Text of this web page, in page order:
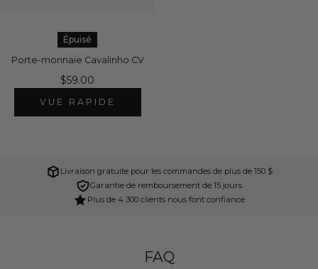
Épuisé
Porte-monnaie Cavalinho CV
$59.00
VUE RAPIDE
Livraison gratuite pour les commandes de plus de 150 $
Garantie de remboursement de 15 jours
Plus de 4 300 clients nous font confiance
FAQ